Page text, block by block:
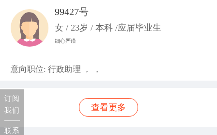
99427号
女 / 23岁 / 本科 /应届毕业生
细心严谨
意向职位: 行政助理 ， ，
查看更多
订阅
我们
联系